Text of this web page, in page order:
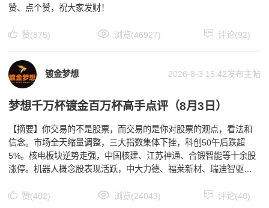
赞、点个赞，祝大家发财！
赞(875) 浏览(46927) 评论(92)
镀金梦想 2026-8-3 15:42发布主帖
梦想千万杯镀金百万杯高手点评（8月3日）
【摘要】你交易的不是股票，而交易的是你对股票的观点，看法和
信念。市场全天缩量调整，三大指数集体下挫，科创50午后跌超
5%。核电板块逆势走强，中国核建、江苏神通、合锻智能等十余股
涨停。机器人概念股表现活跃，中大力德、福莱新材、瑞迪智驱等
赞(402)
浏览(24043) 评论(40)